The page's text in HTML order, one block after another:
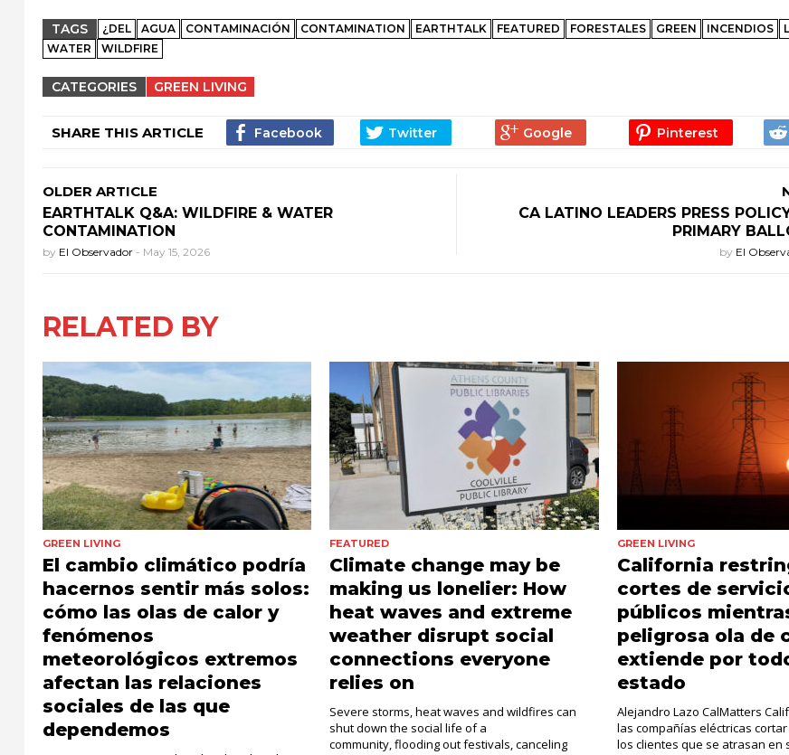
TAGS ¿DEL AGUA CONTAMINACIÓN CONTAMINATION EARTHTALK FEATURED FORESTALES GREEN INCENDIOS
WATER
WILDFIRE
CATEGORIES GREEN LIVING
SHARE THIS ARTICLE
OLDER ARTICLE
EARTHTALK Q&A: WILDFIRE & WATER
CONTAMINATION
by El Observador - May 15, 2026
CA LATINO LEADERS PRESS
PRIMARY
by El
RELATED BY
GREEN LIVING
El cambio climático podría
hacernos sentir más solos:
cómo las olas de calor y
fenómenos
meteorológicos extremos
afectan las relaciones
sociales de las que
dependemos
FEATURED
Climate change may be
making us lonelier: How
heat waves and extreme
weather disrupt social
connections everyone
relies on
Severe storms, heat waves and wildfires can
shut down the social life of a
community, flooding out festivals, canceling
GREEN LIVING
California
cortes de
públicos
peligrosa ola de
extiende por
estado
Alejandro Lazo CalMatters
las compañías eléctricas
los clientes que se atrasan en